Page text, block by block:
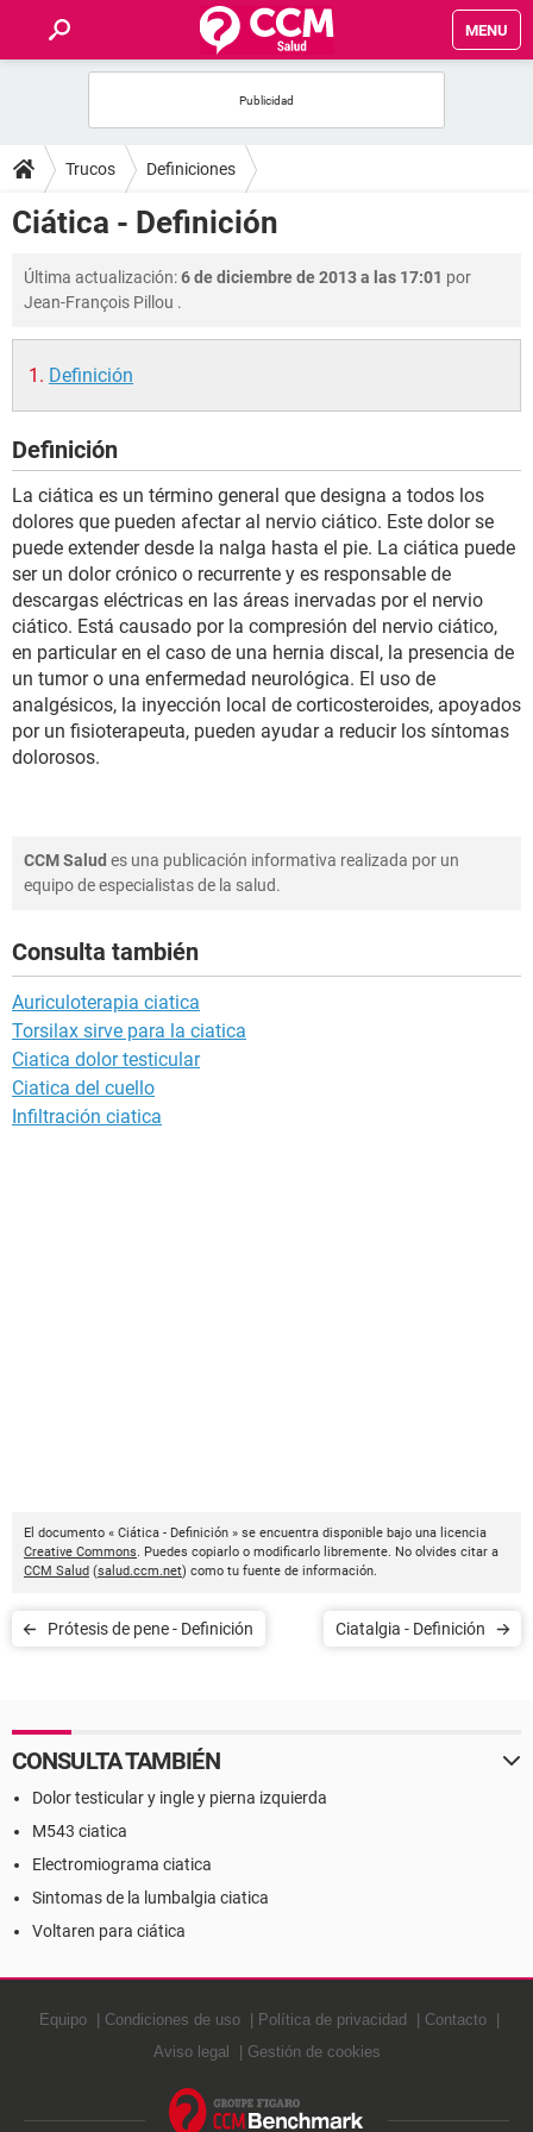
MENU
FOROS
SALUD
FAMILIA
NUTRICIÓN
SEXUALIDAD
GLOSARIO
Trucos Definiciones
Ciática - Definición
Última actualización:6 de diciembre de 2013 a las 17:01 por
Jean-François Pillou .
Definición
Definición
La ciática es un término general que designa a todos los
dolores que pueden afectar al nervio ciático. Este dolor se
puede extender desde la nalga hasta el pie. La ciática puede
ser un dolor crónico o recurrente y es responsable de
descargas eléctricas en las áreas inervadas por el nervio
ciático. Está causado por la compresión del nervio ciático,
en particular en el caso de una hernia discal, la presencia de
un tumor o una enfermedad neurológica. El uso de
analgésicos, la inyección local de corticosteroides, apoyados
por un fisioterapeuta, pueden ayudar a reducir los síntomas
dolorosos.
CCM Salud es una publicación informativa realizada por un
equipo de especialistas de la salud.
Consulta también
Auriculoterapia ciatica
Torsilax sirve para la ciatica
Ciatica dolor testicular
Ciatica del cuello
Infiltración ciatica
El documento « Ciática - Definición » se encuentra disponible bajo una licencia
Creative Commons. Puedes copiarlo o modificarlo libremente. No olvides citar a
CCM Salud (salud.ccm.net) como tu fuente de información.
Prótesis de pene - Definición Ciatalgia - Definición
CONSULTA TAMBIÉN
Dolor testicular y ingle y pierna izquierda
M543 ciatica
Electromiograma ciatica
Sintomas de la lumbalgia ciatica
Voltaren para ciática
Equipo Condiciones de uso Política de privacidad
Contacto
Aviso legal
Gestión de cookies